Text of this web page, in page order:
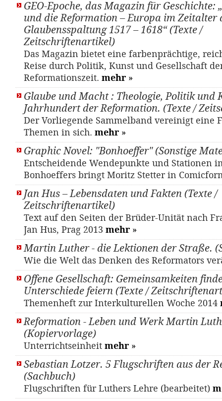
GEO-Epoche, das Magazin für
und die Reformation – Europa im Zeitalter
Glaubensspaltung 1517 – 1618“ (Texte /
Zeitschriftenartikel)
Das Magazin bietet eine farbenprächtige,
Reise durch Politik, Kunst und Gesellschaft
Reformationszeit. mehr »
Glaube und Macht : Theologie, Politik und
Jahrhundert der Reformation. (Texte /
Der Vorliegende Sammelband vereinigt eine
Themen in sich. mehr »
Graphic Novel: "Bonhoeffer" (Sonstige
Entscheidende Wendepunkte und Stationen
Bonhoeffers bringt Moritz Stetter in
Jan Hus – Lebensdaten und Fakten (Texte /
Zeitschriftenartikel)
Text auf den Seiten der Brüder-Unität nach
Jan Hus, Prag 2013 mehr »
Martin Luther - die Lektionen der Straße.
Wie die Welt das Denken des Reformators
Offene Gesellschaft: Gemeinsamkeiten
Unterschiede feiern (Texte /
Themenheft zur Interkulturellen Woche 2014
Reformation - Leben und Werk Martin
(Kopiervorlage)
Unterrichtseinheit mehr »
Sebastian Lotzer. 5 Flugschriften aus der
(Sachbuch)
Flugschriften für Luthers Lehre (bearbeitet)